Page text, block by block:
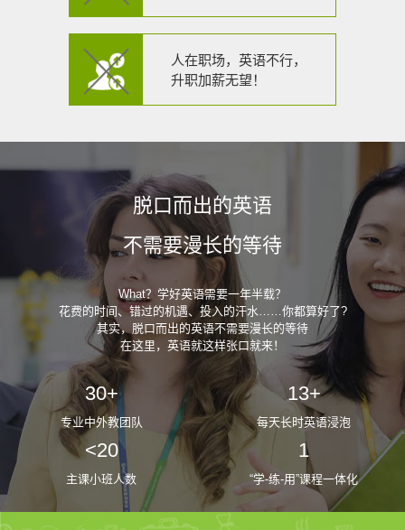
人在职场，英语不行，
升职加薪无望！
脱口而出的英语
不需要漫长的等待
What？学好英语需要一年半载？
花费的时间、错过的机遇、投入的汗水……你都算好了?
其实，脱口而出的英语不需要漫长的等待
在这里，英语就这样张口就来！
30+
专业中外教团队
13+
每天长时英语浸泡
<20
主课小班人数
1
“学-练-用”课程一体化